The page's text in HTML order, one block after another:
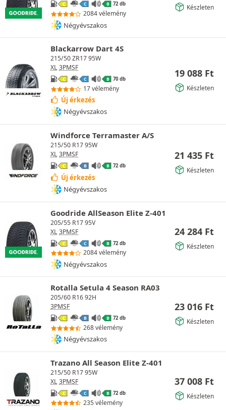
C C B 72 db
2084 vélemény
Négyévszakos
Készleten
Blackarrow Dart 4S
215/50 ZR17 95W
XL 3PMSF
C C B 70 db
17 vélemény
Új érkezés
Négyévszakos
19 088 Ft
Készleten
Windforce Terramaster A/S
215/50 R17 95W
XL 3PMSF
C B B 72 db
Új érkezés
Négyévszakos
21 435 Ft
Készleten
Goodride AllSeason Elite Z-401
205/55 R17 95V
XL 3PMSF
C C B 72 db
2084 vélemény
Négyévszakos
24 284 Ft
Készleten
Rotalla Setula 4 Season RA03
205/60 R16 92H
3PMSF
C B B 72 db
268 vélemény
Négyévszakos
23 016 Ft
Készleten
Trazano All Season Elite Z-401
215/50 R17 95W
XL 3PMSF
C C B 72 db
235 vélemény
37 008 Ft
Készleten